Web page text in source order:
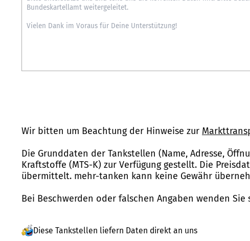
Wir bitten um Beachtung der Hinweise zur
Die Grunddaten der Tankstellen (Name, Adresse,
Kraftstoffe (MTS-K) zur Verfügung gestellt. Die
übermittelt. mehr-tanken kann keine Gewähr
Bei Beschwerden oder falschen Angaben wenden
Diese Tankstellen liefern Daten direkt an uns